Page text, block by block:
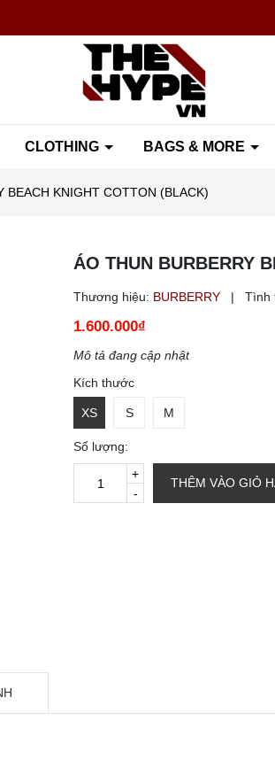
CLOTHING BAGS & MORE
BEACH KNIGHT COTTON (BLACK)
ÁO THUN BURBERRY
Thương hiệu: BURBERRY | Tình
1.600.000₫
Mô tả đang cập nhật
Kích thước
XS S M
Số lượng:
-
+
THÊM VÀO GIỎ